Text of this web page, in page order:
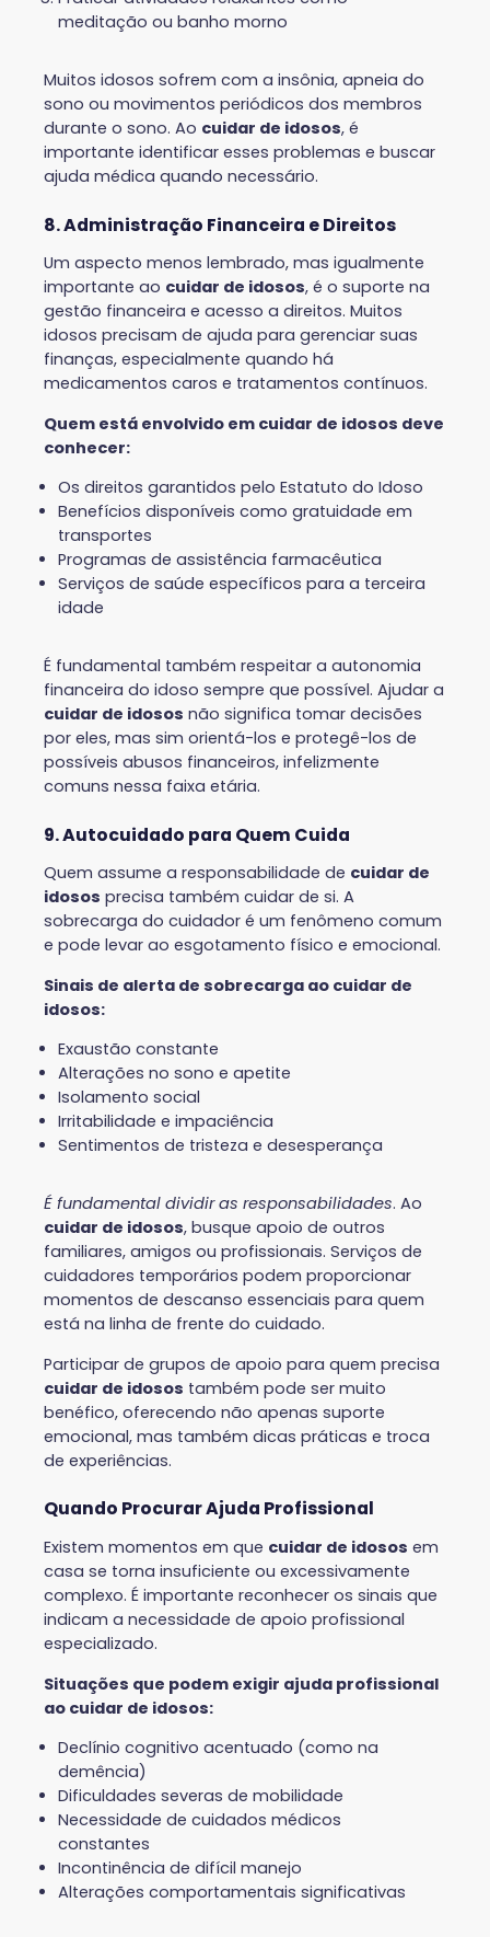
meditação ou banho morno
Muitos idosos sofrem com a insônia, apneia do
sono ou movimentos periódicos dos membros
durante o sono. Ao cuidar de idosos, é
importante identificar esses problemas e buscar
ajuda médica quando necessário.
8. Administração Financeira e Direitos
Um aspecto menos lembrado, mas igualmente
importante ao cuidar de idosos, é o suporte na
gestão financeira e acesso a direitos. Muitos
idosos precisam de ajuda para gerenciar suas
finanças, especialmente quando há
medicamentos caros e tratamentos contínuos.
Quem está envolvido em cuidar de idosos deve
conhecer:
Os direitos garantidos pelo Estatuto do Idoso
Benefícios disponíveis como gratuidade em
transportes
Programas de assistência farmacêutica
Serviços de saúde específicos para a terceira
idade
É fundamental também respeitar a autonomia
financeira do idoso sempre que possível. Ajudar a
cuidar de idosos não significa tomar decisões
por eles, mas sim orientá-los e protegê-los de
possíveis abusos financeiros, infelizmente
comuns nessa faixa etária.
9. Autocuidado para Quem Cuida
Quem assume a responsabilidade de cuidar de
idosos precisa também cuidar de si. A
sobrecarga do cuidador é um fenômeno comum
e pode levar ao esgotamento físico e emocional.
Sinais de alerta de sobrecarga ao cuidar de
idosos:
Exaustão constante
Alterações no sono e apetite
Isolamento social
Irritabilidade e impaciência
Sentimentos de tristeza e desesperança
É fundamental dividir as responsabilidades. Ao
cuidar de idosos, busque apoio de outros
familiares, amigos ou profissionais. Serviços de
cuidadores temporários podem proporcionar
momentos de descanso essenciais para quem
está na linha de frente do cuidado.
Participar de grupos de apoio para quem precisa
cuidar de idosos também pode ser muito
benéfico, oferecendo não apenas suporte
emocional, mas também dicas práticas e troca
de experiências.
Quando Procurar Ajuda Profissional
Existem momentos em que cuidar de idosos em
casa se torna insuficiente ou excessivamente
complexo. É importante reconhecer os sinais que
indicam a necessidade de apoio profissional
especializado.
Situações que podem exigir ajuda profissional
ao cuidar de idosos:
Declínio cognitivo acentuado (como na
demência)
Dificuldades severas de mobilidade
Necessidade de cuidados médicos
constantes
Incontinência de difícil manejo
Alterações comportamentais significativas